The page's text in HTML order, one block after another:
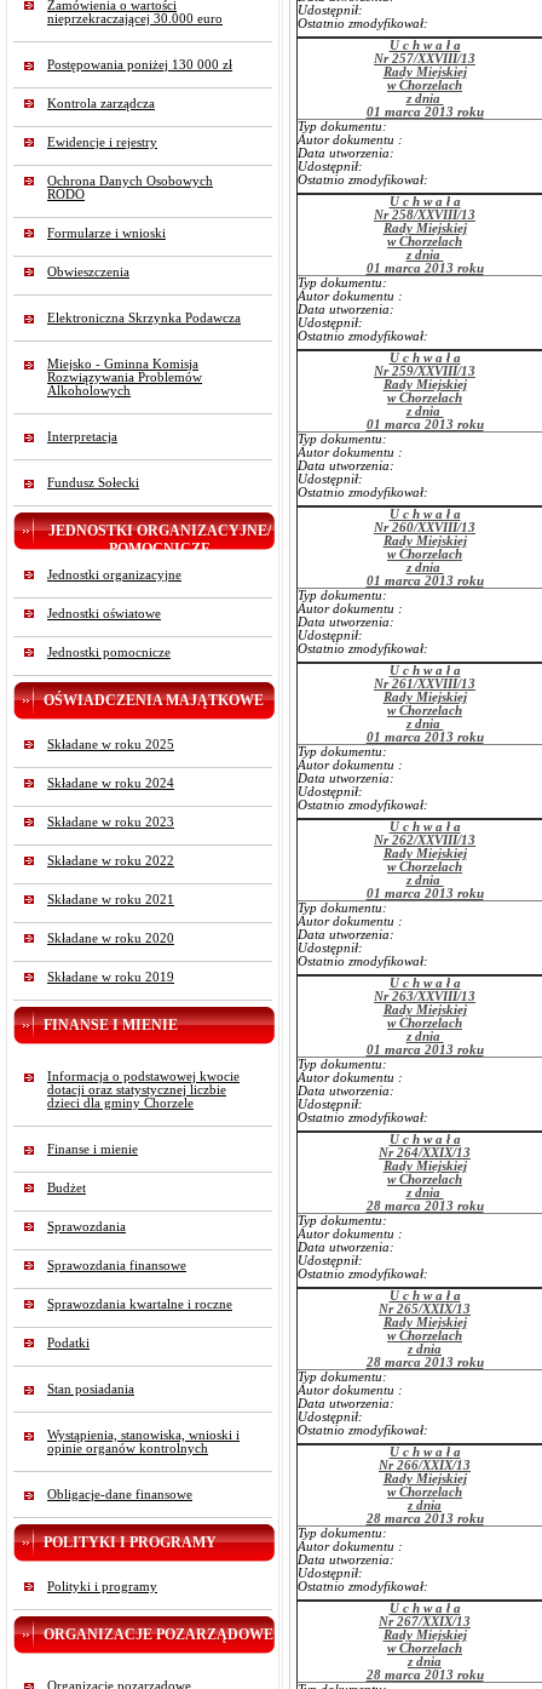
Zamówienia o wartości
nieprzekraczającej 30.000 euro
Postępowania poniżej 130 000 zł
Kontrola zarządcza
Ewidencje i rejestry
Ochrona Danych Osobowych
RODO
Formularze i wnioski
Obwieszczenia
Elektroniczna Skrzynka Podawcza
Miejsko - Gminna Komisja
Rozwiązywania Problemów
Alkoholowych
Interpretacja
Fundusz Sołecki
JEDNOSTKI ORGANIZACYJNE/
POMOCNICZE
Jednostki organizacyjne
Jednostki oświatowe
Jednostki pomocnicze
OŚWIADCZENIA MAJĄTKOWE
Składane w roku 2025
Składane w roku 2024
Składane w roku 2023
Składane w roku 2022
Składane w roku 2021
Składane w roku 2020
Składane w roku 2019
FINANSE I MIENIE
Informacja o podstawowej kwocie
dotacji oraz statystycznej liczbie
dzieci dla gminy Chorzele
Finanse i mienie
Budżet
Sprawozdania
Sprawozdania finansowe
Sprawozdania kwartalne i roczne
Podatki
Stan posiadania
Wystąpienia, stanowiska, wnioski i
opinie organów kontrolnych
Obligacje-dane finansowe
POLITYKI I PROGRAMY
Polityki i programy
ORGANIZACJE POZARZĄDOWE
Organizacje pozarządowe
Udostępnił:
Ostatnio zmodyfikował:
U c h w a ł a
Nr 257/XXVIII/13
Rady Miejskiej
w Chorzelach
z dnia
01 marca 2013 roku
Typ dokumentu:
Autor dokumentu :
Data utworzenia:
Udostępnił:
Ostatnio zmodyfikował:
U c h w a ł a
Nr 258/XXVIII/13
Rady Miejskiej
w Chorzelach
z dnia
01 marca 2013 roku
Typ dokumentu:
Autor dokumentu :
Data utworzenia:
Udostępnił:
Ostatnio zmodyfikował:
U c h w a ł a
Nr 259/XXVIII/13
Rady Miejskiej
w Chorzelach
z dnia
01 marca 2013 roku
Typ dokumentu:
Autor dokumentu :
Data utworzenia:
Udostępnił:
Ostatnio zmodyfikował:
U c h w a ł a
Nr 260/XXVIII/13
Rady Miejskiej
w Chorzelach
z dnia
01 marca 2013 roku
Typ dokumentu:
Autor dokumentu :
Data utworzenia:
Udostępnił:
Ostatnio zmodyfikował:
U c h w a ł a
Nr 261/XXVIII/13
Rady Miejskiej
w Chorzelach
z dnia
01 marca 2013 roku
Typ dokumentu:
Autor dokumentu :
Data utworzenia:
Udostępnił:
Ostatnio zmodyfikował:
U c h w a ł a
Nr 262/XXVIII/13
Rady Miejskiej
w Chorzelach
z dnia
01 marca 2013 roku
Typ dokumentu:
Autor dokumentu :
Data utworzenia:
Udostępnił:
Ostatnio zmodyfikował:
U c h w a ł a
Nr 263/XXVIII/13
Rady Miejskiej
w Chorzelach
z dnia
01 marca 2013 roku
Typ dokumentu:
Autor dokumentu :
Data utworzenia:
Udostępnił:
Ostatnio zmodyfikował:
U c h w a ł a
Nr 264/XXIX/13
Rady Miejskiej
w Chorzelach
z dnia
28 marca 2013 roku
Typ dokumentu:
Autor dokumentu :
Data utworzenia:
Udostępnił:
Ostatnio zmodyfikował:
U c h w a ł a
Nr 265/XXIX/13
Rady Miejskiej
w Chorzelach
z dnia
28 marca 2013 roku
Typ dokumentu:
Autor dokumentu :
Data utworzenia:
Udostępnił:
Ostatnio zmodyfikował:
U c h w a ł a
Nr 266/XXIX/13
Rady Miejskiej
w Chorzelach
z dnia
28 marca 2013 roku
Typ dokumentu:
Autor dokumentu :
Data utworzenia:
Udostępnił:
Ostatnio zmodyfikował:
U c h w a ł a
Nr 267/XXIX/13
Rady Miejskiej
w Chorzelach
z dnia
28 marca 2013 roku